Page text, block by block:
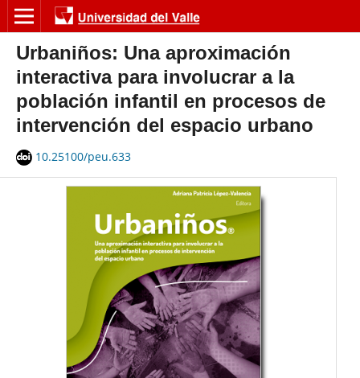
Urbaniños: Una aproximación
interactiva para involucrar a la
población infantil en procesos de
intervención del espacio urbano
10.25100/peu.633